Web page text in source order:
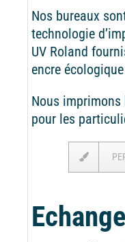
Nos bureaux
technologie
UV Roland
encre
Nous
pour les